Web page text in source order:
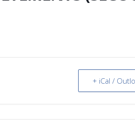
+ iCal /